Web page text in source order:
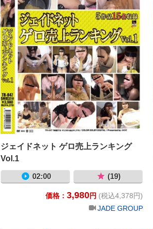
ジェイドネット ゲロ売上ランキング
Vol.1
02:00 (19)
価格： 3,980円 (税込4,378円)
JADE GROUP